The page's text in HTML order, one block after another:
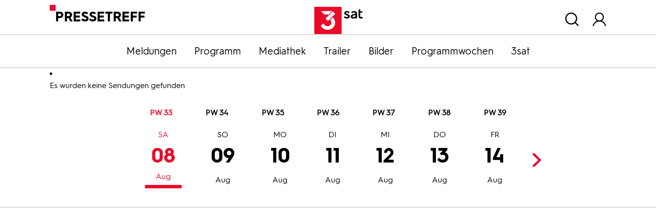
PRESSETREFF
Meldungen Programm Mediathek Trailer Bilder Programmwochen 3sat
Es wurden keine Sendungen gefunden
PW 33 PW 34 PW 35 PW 36 PW 37 PW 38 PW 39
08
Aug
SA
09
Aug
SO
10
Aug
MO
11
Aug
DI
12
Aug
MI
13
Aug
DO
14
Aug
FR
15